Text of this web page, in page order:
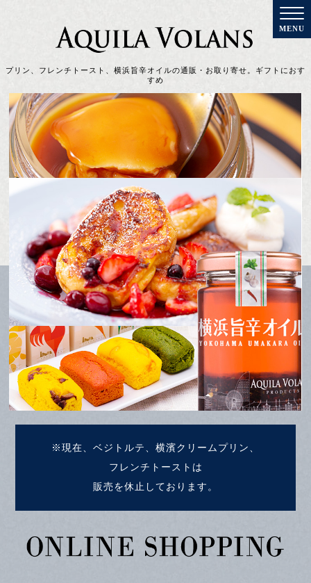
プリン、フレンチトースト、横浜旨辛オイルの通販・お取り寄せ。ギフトにおす
すめ
※現在、ベジトルテ、横濱クリームプリン、
フレンチトーストは
販売を休止しております。